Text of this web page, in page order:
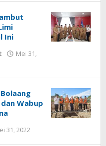
Ini
Mei 31,
Wabup
31, 2022